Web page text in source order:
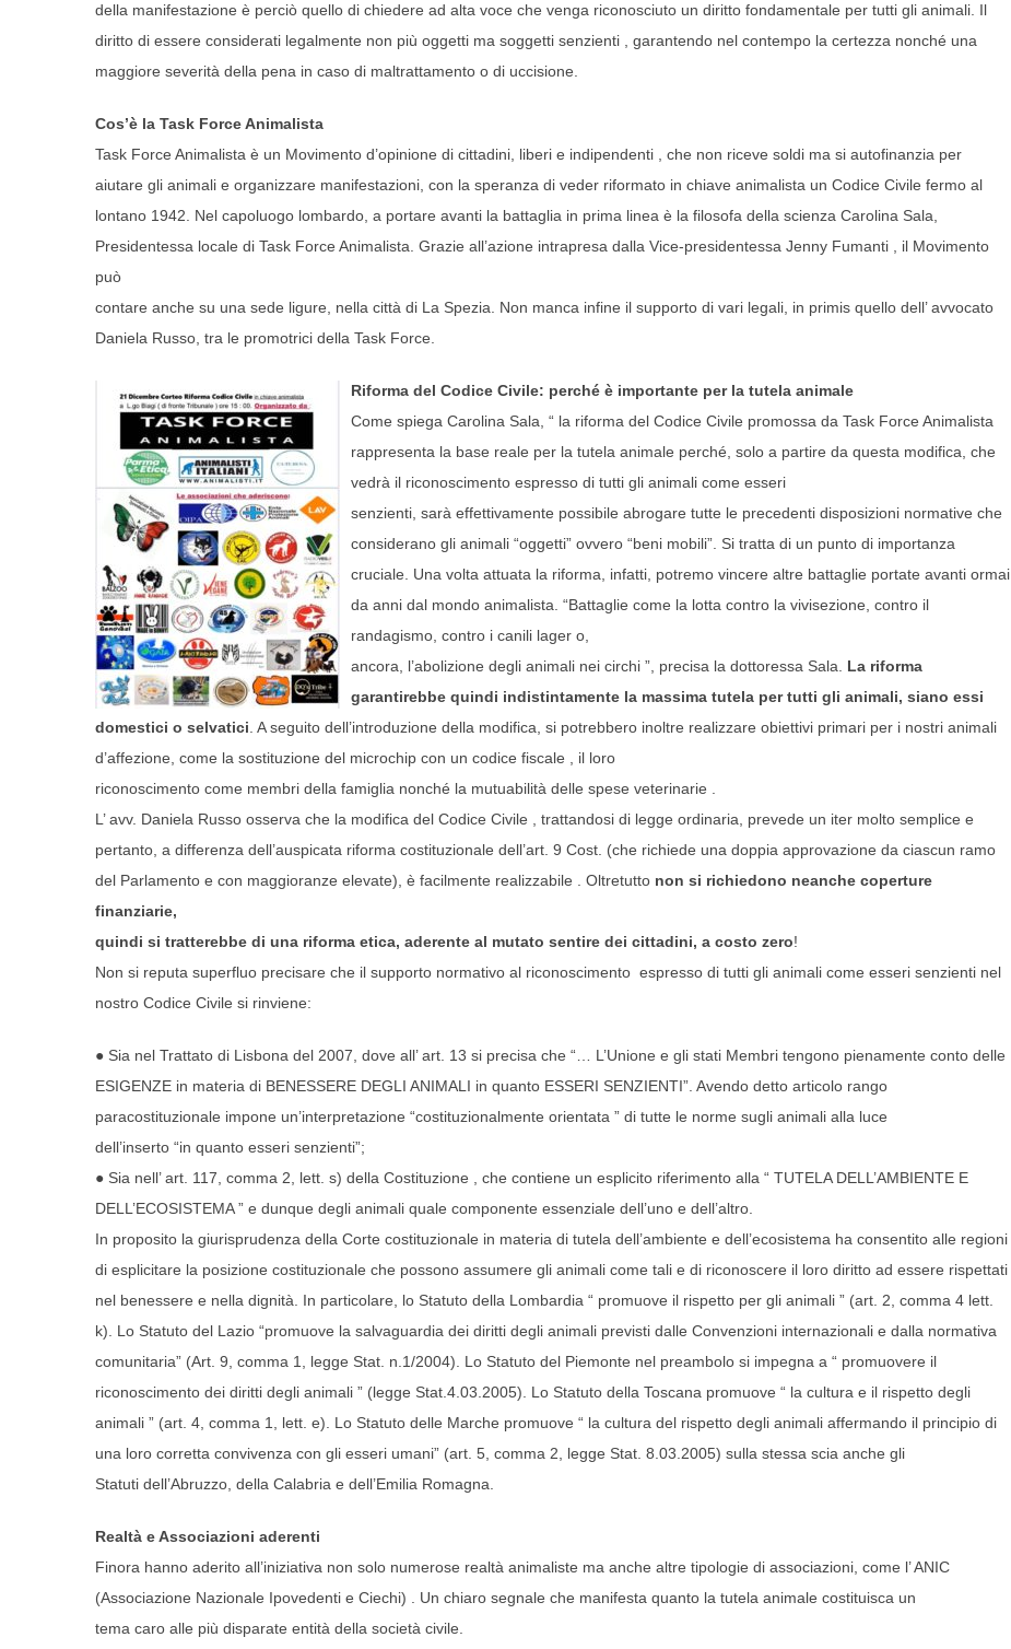
della manifestazione è perciò quello di chiedere ad alta voce che venga riconosciuto un diritto fondamentale per tutti gli animali. Il
diritto di essere considerati legalmente non più oggetti ma soggetti senzienti , garantendo nel contempo la certezza nonché una
maggiore severità della pena in caso di maltrattamento o di uccisione.
Cos’è la Task Force Animalista
Task Force Animalista è un Movimento d’opinione di cittadini, liberi e indipendenti , che non riceve soldi ma si autofinanzia per
aiutare gli animali e organizzare manifestazioni, con la speranza di veder riformato in chiave animalista un Codice Civile fermo al
lontano 1942. Nel capoluogo lombardo, a portare avanti la battaglia in prima linea è la filosofa della scienza Carolina Sala,
Presidentessa locale di Task Force Animalista. Grazie all’azione intrapresa dalla Vice-presidentessa Jenny Fumanti , il Movimento
può
contare anche su una sede ligure, nella città di La Spezia. Non manca infine il supporto di vari legali, in primis quello dell’ avvocato
Daniela Russo, tra le promotrici della Task Force.
Riforma del Codice Civile: perché è importante per la tutela animale
Come spiega Carolina Sala, “ la riforma del Codice Civile promossa da Task Force Animalista
rappresenta la base reale per la tutela animale perché, solo a partire da questa modifica, che
vedrà il riconoscimento espresso di tutti gli animali come esseri
senzienti, sarà effettivamente possibile abrogare tutte le precedenti disposizioni normative che
considerano gli animali “oggetti” ovvero “beni mobili”. Si tratta di un punto di importanza
cruciale. Una volta attuata la riforma, infatti, potremo vincere altre battaglie portate avanti ormai
da anni dal mondo animalista. “Battaglie come la lotta contro la vivisezione, contro il
randagismo, contro i canili lager o,
ancora, l’abolizione degli animali nei circhi ”, precisa la dottoressa Sala. La riforma
garantirebbe quindi indistintamente la massima tutela per tutti gli animali, siano essi
domestici o selvatici. A seguito dell’introduzione della modifica, si potrebbero inoltre realizzare obiettivi primari per i nostri animali
d’affezione, come la sostituzione del microchip con un codice fiscale , il loro
riconoscimento come membri della famiglia nonché la mutuabilità delle spese veterinarie .
L’ avv. Daniela Russo osserva che la modifica del Codice Civile , trattandosi di legge ordinaria, prevede un iter molto semplice e
pertanto, a differenza dell’auspicata riforma costituzionale dell’art. 9 Cost. (che richiede una doppia approvazione da ciascun ramo
del Parlamento e con maggioranze elevate), è facilmente realizzabile . Oltretutto non si richiedono neanche coperture
finanziarie,
quindi si tratterebbe di una riforma etica, aderente al mutato sentire dei cittadini, a costo zero!
Non si reputa superfluo precisare che il supporto normativo al riconoscimento espresso di tutti gli animali come esseri senzienti nel
nostro Codice Civile si rinviene:
● Sia nel Trattato di Lisbona del 2007, dove all’ art. 13 si precisa che “… L’Unione e gli stati Membri tengono pienamente conto delle
ESIGENZE in materia di BENESSERE DEGLI ANIMALI in quanto ESSERI SENZIENTI”. Avendo detto articolo rango
paracostituzionale impone un’interpretazione “costituzionalmente orientata ” di tutte le norme sugli animali alla luce
dell’inserto “in quanto esseri senzienti”;
● Sia nell’ art. 117, comma 2, lett. s) della Costituzione , che contiene un esplicito riferimento alla “ TUTELA DELL’AMBIENTE E
DELL’ECOSISTEMA ” e dunque degli animali quale componente essenziale dell’uno e dell’altro.
In proposito la giurisprudenza della Corte costituzionale in materia di tutela dell’ambiente e dell’ecosistema ha consentito alle regioni
di esplicitare la posizione costituzionale che possono assumere gli animali come tali e di riconoscere il loro diritto ad essere rispettati
nel benessere e nella dignità. In particolare, lo Statuto della Lombardia “ promuove il rispetto per gli animali ” (art. 2, comma 4 lett.
k). Lo Statuto del Lazio “promuove la salvaguardia dei diritti degli animali previsti dalle Convenzioni internazionali e dalla normativa
comunitaria” (Art. 9, comma 1, legge Stat. n.1/2004). Lo Statuto del Piemonte nel preambolo si impegna a “ promuovere il
riconoscimento dei diritti degli animali ” (legge Stat.4.03.2005). Lo Statuto della Toscana promuove “ la cultura e il rispetto degli
animali ” (art. 4, comma 1, lett. e). Lo Statuto delle Marche promuove “ la cultura del rispetto degli animali affermando il principio di
una loro corretta convivenza con gli esseri umani” (art. 5, comma 2, legge Stat. 8.03.2005) sulla stessa scia anche gli
Statuti dell’Abruzzo, della Calabria e dell’Emilia Romagna.
Realtà e Associazioni aderenti
Finora hanno aderito all’iniziativa non solo numerose realtà animaliste ma anche altre tipologie di associazioni, come l’ ANIC
(Associazione Nazionale Ipovedenti e Ciechi) . Un chiaro segnale che manifesta quanto la tutela animale costituisca un
tema caro alle più disparate entità della società civile.